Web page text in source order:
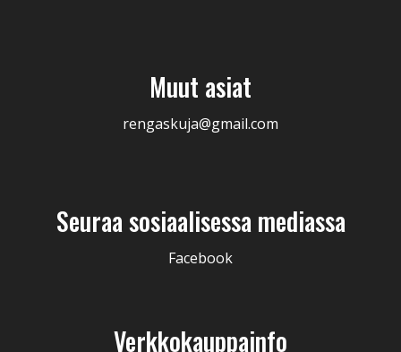
Muut asiat
rengaskuja@gmail.com
Seuraa sosiaalisessa mediassa
Facebook
Verkkokauppainfo